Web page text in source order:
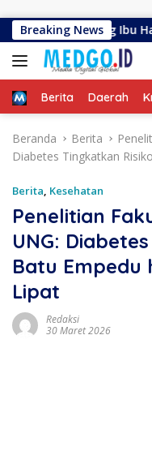
Breaking News
Skrining Ibu Hamil
HomeBerita Daerah
Beranda Berita
Diabetes Tingkatkan
Berita, Kesehatan
Penelitian
UNG:
Batu Empedu
Lipat
Redaksi
30 Maret 2026